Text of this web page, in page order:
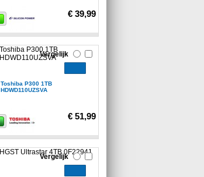
€ 39,99
Toshiba P300 1TB
HDWD110UZSVA
€ 51,99
Vergelijk
Vergelijk